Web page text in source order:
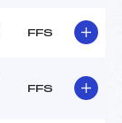
FFS
FFS